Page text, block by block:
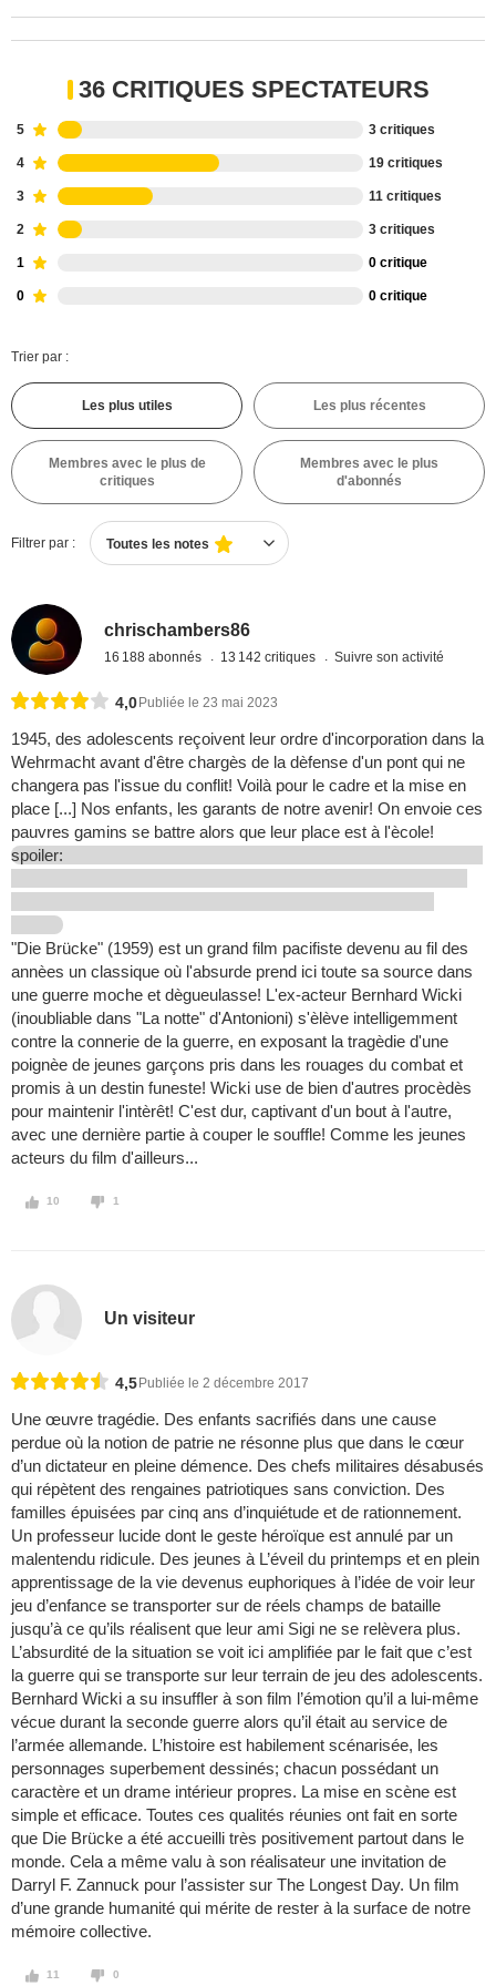
36 CRITIQUES SPECTATEURS
5 3 critiques
4 19 critiques
3 11 critiques
2 3 critiques
1 0 critique
0 0 critique
Trier par :
Les plus utiles Les plus récentes
Membres avec le plus de
critiques
Membres avec le plus
d'abonnés
Filtrer par : Toutes les notes
chrischambers86
16 188 abonnés 13 142 critiques Suivre son activité
4,0 Publiée le 23 mai 2023
1945, des adolescents reçoivent leur ordre d'incorporation dans la
Wehrmacht avant d'être chargès de la dèfense d'un pont qui ne
changera pas l'issue du conflit! Voilà pour le cadre et la mise en
place [...] Nos enfants, les garants de notre avenir! On envoie ces
pauvres gamins se battre alors que leur place est à l'ècole!
spoiler:
"Die Brücke" (1959) est un grand film pacifiste devenu au fil des
annèes un classique où l'absurde prend ici toute sa source dans
une guerre moche et dègueulasse! L'ex-acteur Bernhard Wicki
(inoubliable dans "La notte" d'Antonioni) s'èlève intelligemment
contre la connerie de la guerre, en exposant la tragèdie d'une
poignèe de jeunes garçons pris dans les rouages du combat et
promis à un destin funeste! Wicki use de bien d'autres procèdès
pour maintenir l'intèrêt! C'est dur, captivant d'un bout à l'autre,
avec une dernière partie à couper le souffle! Comme les jeunes
acteurs du film d'ailleurs...
10 1
Un visiteur
4,5 Publiée le 2 décembre 2017
Une œuvre tragédie. Des enfants sacrifiés dans une cause
perdue où la notion de patrie ne résonne plus que dans le cœur
d’un dictateur en pleine démence. Des chefs militaires désabusés
qui répètent des rengaines patriotiques sans conviction. Des
familles épuisées par cinq ans d’inquiétude et de rationnement.
Un professeur lucide dont le geste héroïque est annulé par un
malentendu ridicule. Des jeunes à L’éveil du printemps et en plein
apprentissage de la vie devenus euphoriques à l’idée de voir leur
jeu d’enfance se transporter sur de réels champs de bataille
jusqu’à ce qu’ils réalisent que leur ami Sigi ne se relèvera plus.
L’absurdité de la situation se voit ici amplifiée par le fait que c’est
la guerre qui se transporte sur leur terrain de jeu des adolescents.
Bernhard Wicki a su insuffler à son film l’émotion qu’il a lui-même
vécue durant la seconde guerre alors qu’il était au service de
l’armée allemande. L’histoire est habilement scénarisée, les
personnages superbement dessinés; chacun possédant un
caractère et un drame intérieur propres. La mise en scène est
simple et efficace. Toutes ces qualités réunies ont fait en sorte
que Die Brücke a été accueilli très positivement partout dans le
monde. Cela a même valu à son réalisateur une invitation de
Darryl F. Zannuck pour l’assister sur The Longest Day. Un film
d’une grande humanité qui mérite de rester à la surface de notre
mémoire collective.
11 0